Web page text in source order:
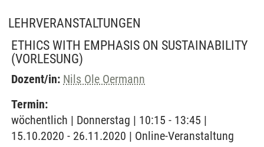
LEHRVERANSTALTUNGEN
ETHICS WITH EMPHASIS ON SUSTAINABILITY
(VORLESUNG)
Dozent/in: Nils Ole Oermann
Termin:
wöchentlich | Donnerstag | 10:15 - 13:45 |
15.10.2020 - 26.11.2020 | Online-Veranstaltung